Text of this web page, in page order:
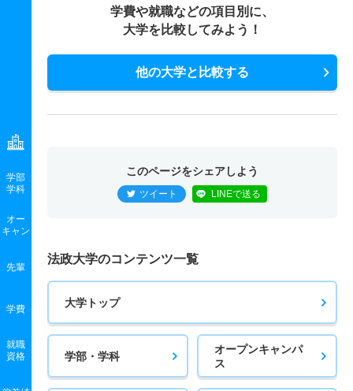
学部
学科
オー
キャン
先輩
学費
就職
資格
学費や就職などの項目別に、
大学を比較してみよう！
他の大学と比較する
このページをシェアしよう
ツイート LINEで送る
法政大学のコンテンツ一覧
大学トップ
学部・学科
オープンキャンパ
ス